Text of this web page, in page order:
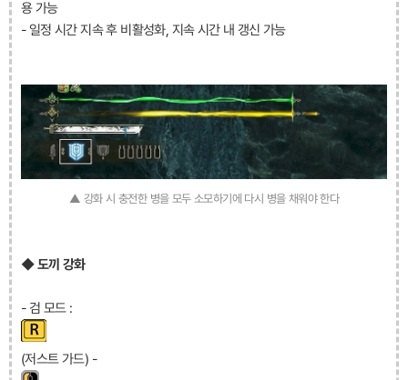
용 가능
- 일정 시간 지속 후 비활성화, 지속 시간 내 갱신 가능
▲ 강화 시 충전한 병을 모두 소모하기에 다시 병을 채워야 한다
◆ 도끼 강화
- 검 모드 :
(저스트 가드) -